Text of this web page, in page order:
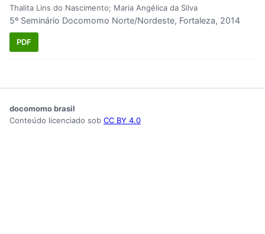
Thalita Lins do Nascimento; Maria Angélica da Silva
5º Seminário Docomomo Norte/Nordeste, Fortaleza, 2014
PDF
docomomo brasil
Conteúdo licenciado sob CC BY 4.0